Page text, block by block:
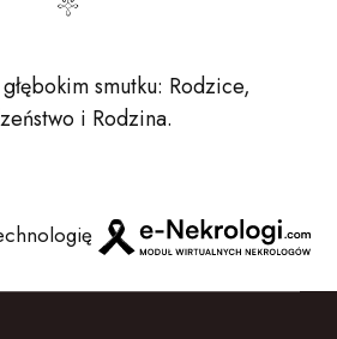
smutku: Rodzice,
i Rodzina.